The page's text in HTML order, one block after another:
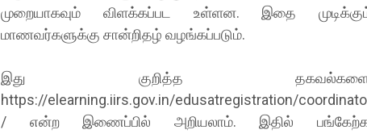
முறையாகவும் விளக்கப்பட உள்ளன. இதை
மாணவர்களுக்கு சான்றிதழ் வழங்கப்படும்.
இது குறித்த
https://elearning.iirs.gov.in/edusatregistration/
/ என்ற இணைப்பில் அறியலாம். இதில்